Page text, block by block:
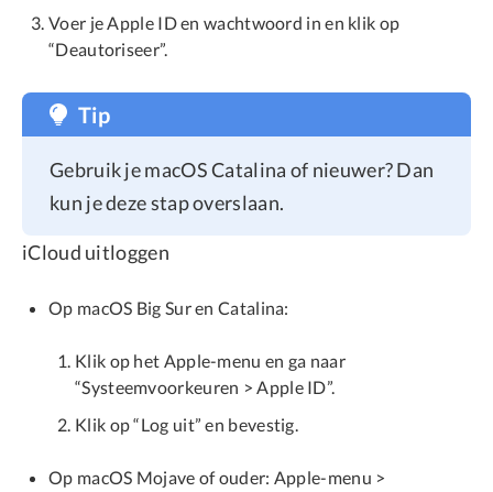
Voer je Apple ID en wachtwoord in en klik op
“Deautoriseer”.
Tip
Gebruik je macOS Catalina of nieuwer? Dan
kun je deze stap overslaan.
iCloud uitloggen
Op macOS Big Sur en Catalina:
Klik op het Apple-menu en ga naar
“Systeemvoorkeuren > Apple ID”.
Klik op “Log uit” en bevestig.
Op macOS Mojave of ouder: Apple-menu >